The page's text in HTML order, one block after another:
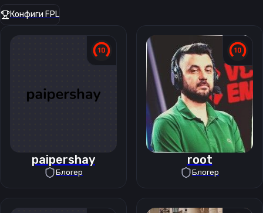
Конфиги FPL
paipershay
Блогер
root
Блогер